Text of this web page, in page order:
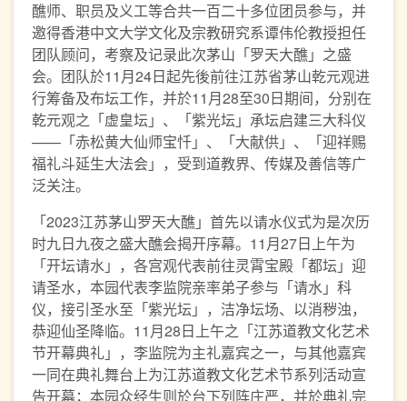
醮师、职员及义工等合共一百二十多位团员参与，并
邀得香港中文大学文化及宗教研究系谭伟伦教授担任
团队顾问，考察及记录此次茅山「罗天大醮」之盛
会。团队於11月24日起先後前往江苏省茅山乾元观进
行筹备及布坛工作，并於11月28至30日期间，分别在
乾元观之「虚皇坛」、「紫光坛」承坛启建三大科仪
——「赤松黄大仙师宝忏」、「大献供」、「迎祥赐
福礼斗延生大法会」，受到道教界、传媒及善信等广
泛关注。
「2023江苏茅山罗天大醮」首先以请水仪式为是次历
时九日九夜之盛大醮会揭开序幕。11月27日上午为
「开坛请水」，各宫观代表前往灵霄宝殿「都坛」迎
请圣水，本园代表李监院亲率弟子参与「请水」科
仪，接引圣水至「紫光坛」，洁净坛场、以消秽浊，
恭迎仙圣降临。11月28日上午之「江苏道教文化艺术
节开幕典礼」，李监院为主礼嘉宾之一，与其他嘉宾
一同在典礼舞台上为江苏道教文化艺术节系列活动宣
告开幕；本园众经生则於台下列阵庄严，并於典礼完